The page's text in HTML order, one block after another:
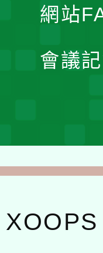
網站
會議
XOOPS